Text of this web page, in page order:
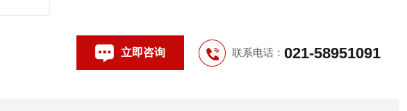
立即咨询 联系电话： 021-58951091